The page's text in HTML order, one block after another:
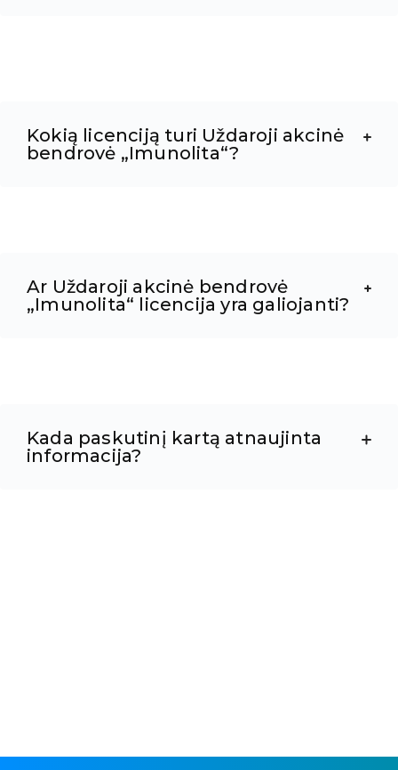
Kokią licenciją turi Uždaroji akcinė
bendrovė „Imunolita“?
Ar Uždaroji akcinė bendrovė
„Imunolita“ licencija yra galiojanti?
Kada paskutinį kartą atnaujinta
informacija?